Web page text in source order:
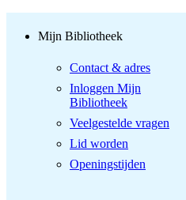
Mijn Bibliotheek
Contact & adres
Inloggen Mijn
Bibliotheek
Veelgestelde vragen
Lid worden
Openingstijden